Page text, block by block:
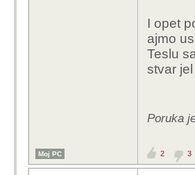
I opet
ajmo
Teslu
stvar
Poruka
Moj PC 2 3